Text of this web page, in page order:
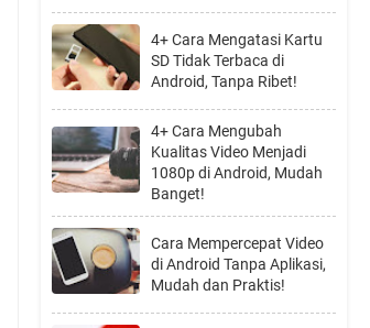
4+ Cara Mengatasi Kartu
SD Tidak Terbaca di
Android, Tanpa Ribet!
4+ Cara Mengubah
Kualitas Video Menjadi
1080p di Android, Mudah
Banget!
Cara Mempercepat Video
di Android Tanpa Aplikasi,
Mudah dan Praktis!